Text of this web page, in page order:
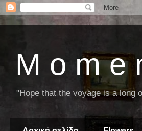
M o m e
"Hope that the voyage is a long